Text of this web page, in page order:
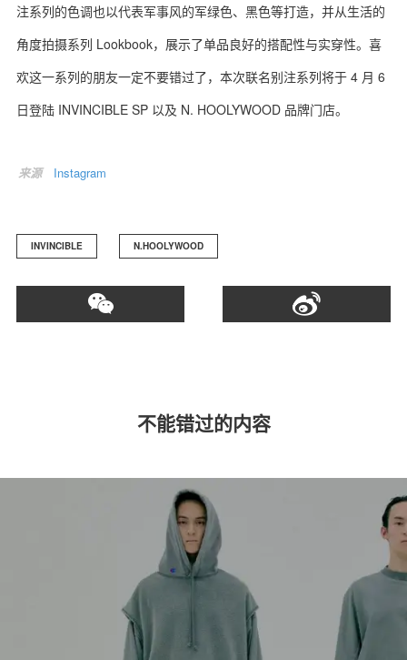
关于我们 联系我们
注系列的色调也以代表军事风的军绿色、黑色等打造，并从生活的
角度拍摄系列 Lookbook，展示了单品良好的搭配性与实穿性。喜
欢这一系列的朋友一定不要错过了，本次联名别注系列将于 4 月 6
日登陆 INVINCIBLE SP 以及 N. HOOLYWOOD 品牌门店。
来源 Instagram
INVINCIBLE N.HOOLYWOOD
不能错过的内容